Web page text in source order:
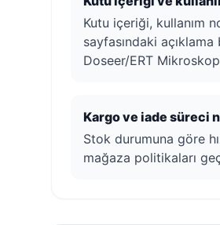
Kutu içeriği, kullanım
sayfasındaki
Doseer/ERT
Kargo ve iade süreci
Stok durumuna göre
mağaza politikaları